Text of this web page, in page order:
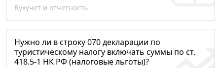
Бухучет и отчетность
Нужно ли в строку 070 декларации по
туристическому налогу включать суммы по ст.
418.5-1 НК РФ (налоговые льготы)?